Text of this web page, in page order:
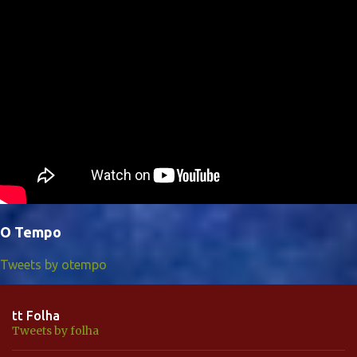
O Tempo
Tweets by otempo
tt Folha
Tweets by folha